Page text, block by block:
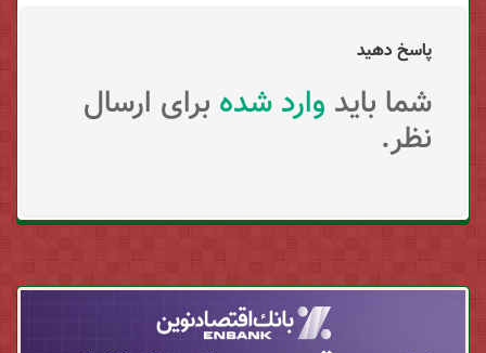
پاسخ دهید
شما باید وارد شده برای ارسال
نظر.